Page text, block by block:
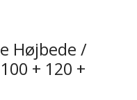
Højbede /
+ 120 +